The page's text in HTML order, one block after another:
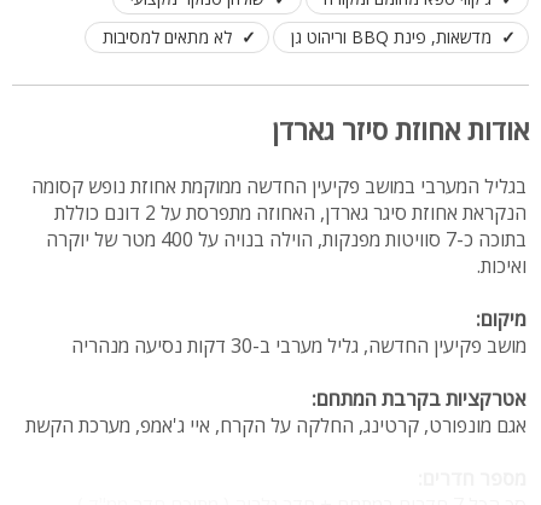
מדשאות, פינת BBQ וריהוט גן
לא מתאים למסיבות
אודות אחוזת סיזר גארדן
בגליל המערבי במושב פקיעין החדשה ממוקמת אחוזת נופש קסומה
הנקראת אחוזת סיגר גארדן, האחוזה מתפרסת על 2 דונם כוללת
בתוכה כ-7 סוויטות מפנקות, הוילה בנויה על 400 מטר של יוקרה
ואיכות.
מיקום:
מושב פקיעין החדשה, גליל מערבי ב-30 דקות נסיעה מנהריה
אטרקציות בקרבת המתחם:
אגם מונפורט, קרטינג, החלקה על הקרח, איי ג'אמפ, מערכת הקשת